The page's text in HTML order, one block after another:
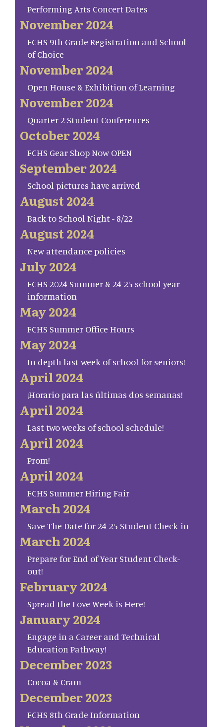
Performing Arts Concert Dates
November 2024
FCHS 9th Grade Registration and School
of Choice
November 2024
Open House & Exhibition of Learning
November 2024
Quarter 2 Student Conferences
October 2024
FCHS Gear Shop Now OPEN
September 2024
School pictures have arrived
August 2024
Back to School Night - 8/22
August 2024
New attendance policies
July 2024
FCHS 2024 Summer & 24-25 school year
information
May 2024
FCHS Summer Office Hours
May 2024
In depth last week of school for seniors!
April 2024
¡Horario para las últimas dos semanas!
April 2024
Last two weeks of school schedule!
April 2024
Prom!
April 2024
FCHS Summer Hiring Fair
March 2024
Save The Date for 24-25 Student Check-in
March 2024
Prepare for End of Year Student Check-
out!
February 2024
Spread the Love Week is Here!
January 2024
Engage in a Career and Technical
Education Pathway!
December 2023
Cocoa & Cram
December 2023
FCHS 8th Grade Information